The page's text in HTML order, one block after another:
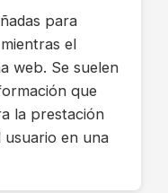
para
el
web. Se suelen
que
la prestación
usuario en una